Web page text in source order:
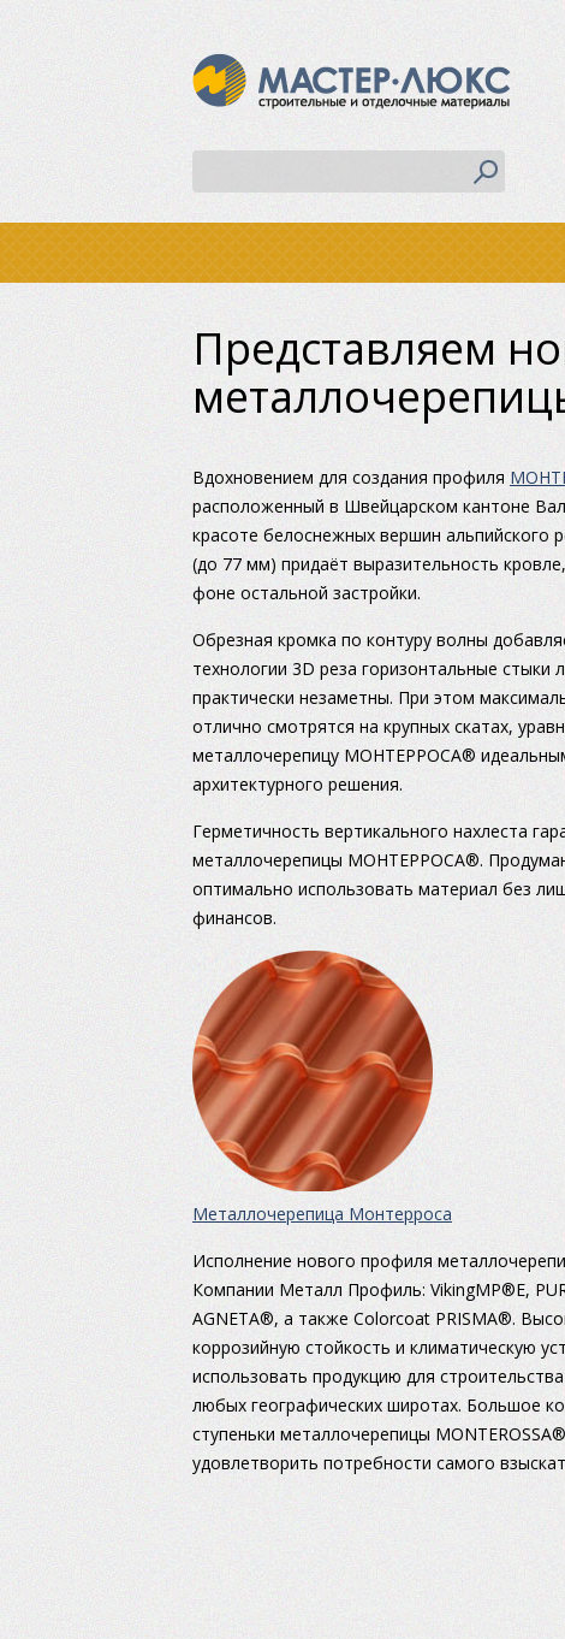
Представляем
Вдохновением для создания профиля
расположенный в Швейцарском кантоне
красоте белоснежных вершин альпийского
(до 77 мм) придаёт выразительность
фоне остальной застройки.
Обрезная кромка по контуру волны
технологии 3D реза горизонтальные
практически незаметны. При этом
отлично смотрятся на крупных скатах,
металлочерепицу МОНТЕРРОСА®
архитектурного решения.
Герметичность вертикального нахлеста
металлочерепицы МОНТЕРРОСА®.
оптимально использовать материал без
финансов.
Металлочерепица Монтерроса
Исполнение нового профиля
Компании Металл Профиль: VikingMP®E,
AGNETA®, а также Colorcoat PRISMA®.
коррозийную стойкость и климатическую
использовать продукцию для
любых географических широтах. Большое
ступеньки металлочерепицы
удовлетворить потребности самого